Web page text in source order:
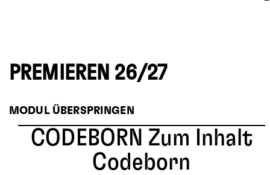
PREMIEREN 26/27
MODUL ÜBERSPRINGEN
CODEBORN Zum Inhalt
Codeborn